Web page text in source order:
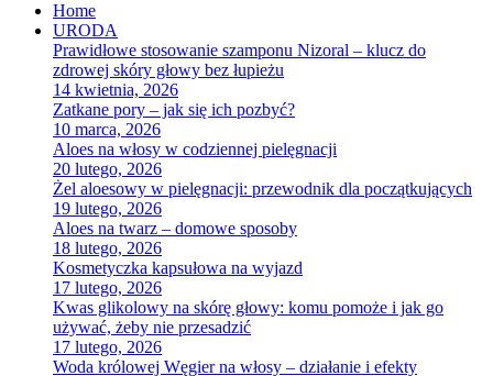
Home
URODA
Prawidłowe stosowanie szamponu Nizoral – klucz do
zdrowej skóry głowy bez łupieżu
14 kwietnia, 2026
Zatkane pory – jak się ich pozbyć?
10 marca, 2026
Aloes na włosy w codziennej pielęgnacji
20 lutego, 2026
Żel aloesowy w pielęgnacji: przewodnik dla początkujących
19 lutego, 2026
Aloes na twarz – domowe sposoby
18 lutego, 2026
Kosmetyczka kapsułowa na wyjazd
17 lutego, 2026
Kwas glikolowy na skórę głowy: komu pomoże i jak go
używać, żeby nie przesadzić
17 lutego, 2026
Woda królowej Węgier na włosy – działanie i efekty